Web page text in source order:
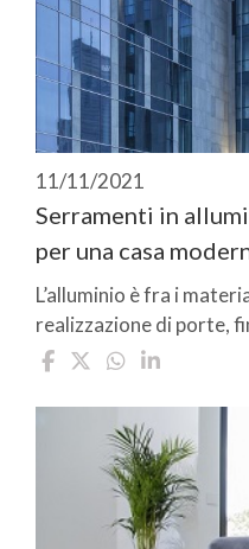
11/11/2021
Serramenti in
per una casa
L’alluminio è fra i
realizzazione di porte,